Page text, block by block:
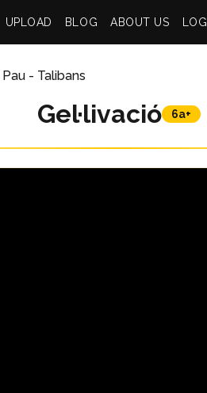
UPLOAD BLOG ABOUT US
- Talibans
Gel·livació 6a+